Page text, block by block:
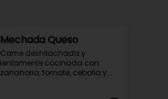
Mechada Queso
Carne deshilachada y
lentamente cocinada con
zanahoria, tomate, cebolla y